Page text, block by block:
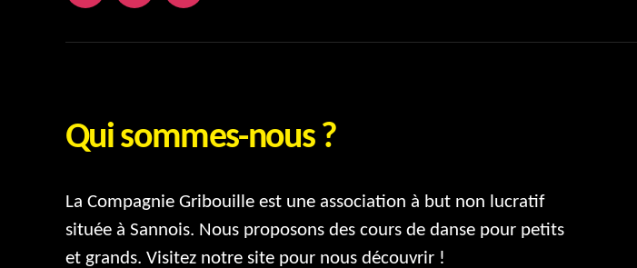
Qui sommes-nous ?
La Compagnie Gribouille est une association à but non lucratif
située à Sannois. Nous proposons des cours de danse pour petits
et grands. Visitez notre site pour nous découvrir !